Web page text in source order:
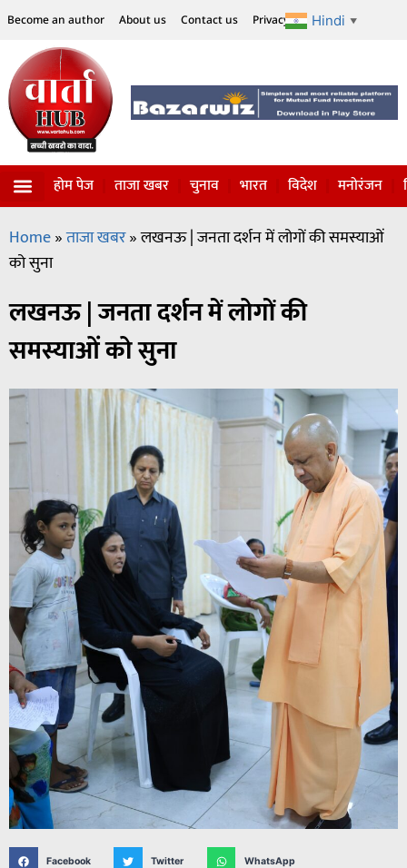
Become an author About us Contact us Privacy Policy Disclaimer
Hindi ▼
होम पेज ताजा खबर चुनाव भारत विदेश मनोरंजन
Home»ताजा खबर»लखनऊ | जनता दर्शन में लोगों की समस्याओं
को सुना
लखनऊ | जनता दर्शन में लोगों की
समस्याओं को सुना
Facebook Twitter WhatsApp